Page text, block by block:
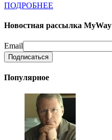
ПОДРОБНЕЕ
Новостная рассылка MyWay
Email
Популярное